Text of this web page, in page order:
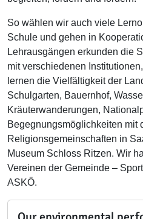
So wählen wir auch viele
Schule und gehen in
Lehrausgängen erkunden die
mit verschiedenen
lernen die Vielfältigkeit der
Schulgarten, Bauernhof,
Kräuterwanderungen,
Begegnungsmöglichkeiten mit
Religionsgemeinschaften in
Museum Schloss Ritzen. Wir
Vereinen der Gemeinde –
ASKÖ.